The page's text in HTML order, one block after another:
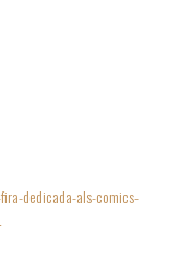
dedicada-als-comics-